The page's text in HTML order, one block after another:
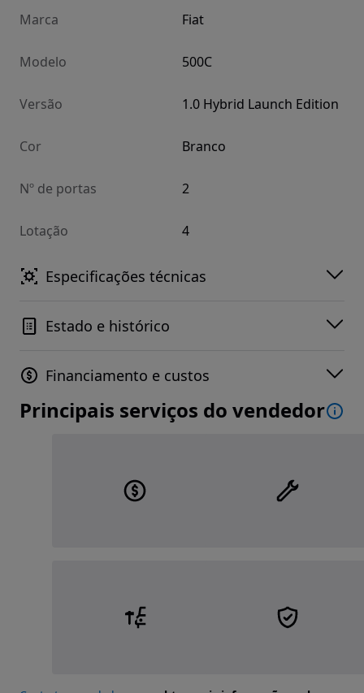
Marca Fiat
Modelo 500C
Versão 1.0 Hybrid Launch Edition
Cor Branco
Nº de portas 2
Lotação 4
Especificações técnicas
Estado e histórico
Financiamento e custos
Principais serviços do vendedor